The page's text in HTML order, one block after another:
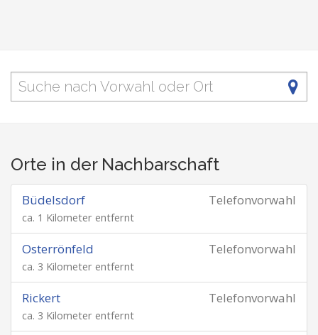
Orte in der Nachbarschaft
Telefonvorwahl
Büdelsdorf
ca. 1 Kilometer entfernt
Telefonvorwahl
Osterrönfeld
ca. 3 Kilometer entfernt
Telefonvorwahl
Rickert
ca. 3 Kilometer entfernt